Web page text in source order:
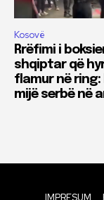
Kosovë
Rrëfimi i
shqiptar që
flamur në ring:
mijë serbë në
IMPRESUM